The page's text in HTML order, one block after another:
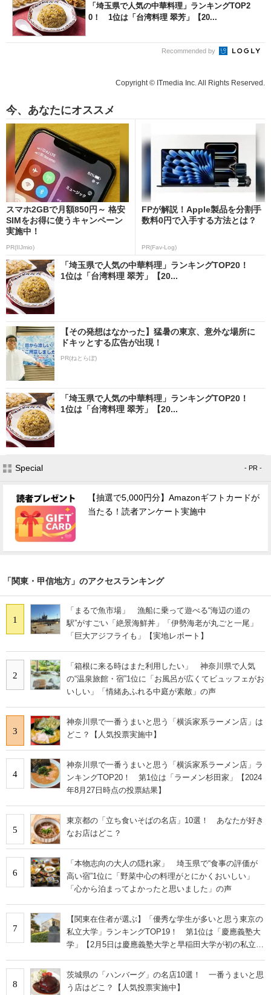
「埼玉県で人気の中華料理」ランキングTOP2
0！ 1位は「台湾料理 翠芳」【20...
Recommended by
Copyright © ITmedia Inc. All Rights Reserved.
今、あなたにオススメ
スマホ2GBで月額850円～ 格安
SIMをお得に使うキャンペーン
実施中！
PR(IIJmio)
FPが解説！Apple製品を分割手
数料0円で入手する方法とは？
PR(Fav-Log)
「埼玉県で人気の中華料理」ランキングTOP20！
1位は「台湾料理 翠芳」【20...
【その発想はなかった】猛暑の東京、意外な場所に
ドキッとする広告が出現！
PR(ねとらぼ)
「埼玉県で人気の中華料理」ランキングTOP20！
1位は「台湾料理 翠芳」【20...
Special - PR -
【抽選で5,000円分】Amazonギフトカードが
当たる！読者アンケート実施中
「関東・甲信地方」のアクセスランキング
1
「まるで魚市場」 漁船に乗って遊べる“海辺の道の
駅”がすごい「絶景海鮮丼」「伊勢海老が丸ごと一尾」
「巨大アジフライも」【実地レポート】
2
「箱根に来る時はまた利用したい」 神奈川県で人気
の“温泉旅館・宿”1位に「お風呂が広くてビュッフェがお
いしい」「情緒あふれる中庭が素敵」の声
3
神奈川県で一番うまいと思う「横浜家系ラーメン店」は
どこ？【人気投票実施中】
4
神奈川県で一番うまいと思う「横浜家系ラーメン店」ラ
ンキングTOP20！ 第1位は「ラーメン杉田家」【2024
年8月27日時点の投票結果】
5
東京都の「立ち食いそばの名店」10選！ あなたが好き
なお店はどこ？
6
「本物志向の大人の隠れ家」 埼玉県で“食事の評価が
高い宿”1位に「野菜中心の料理がとにかくおいしい」
「心から泊まってよかったと思いました」の声
7
【関東在住者が選ぶ】「優秀な学生が多いと思う東京の
私立大学」ランキングTOP19！ 第1位は「慶應義塾大
学」【2月5日は慶應義塾大学と早稲田大学が初の私立大
8
茨城県の「ハンバーグ」の名店10選！ 一番うまいと思
う店はどこ？【人気投票実施中】